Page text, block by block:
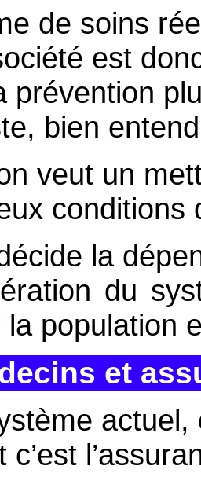
de soins
est
prévention
bien
veut un
conditions
la
du
la population
et
actuel,
c’est